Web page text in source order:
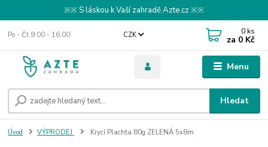
※※ S láskou k Vaší zahradě Azte.cz ※※
Menu
CZK
Hledat
Po - Čt 9:00 - 16:00 0 ks
za 0 Kč
Úvod VÝPRODEJ Krycí Plachta 80g ZELENÁ 5x8m